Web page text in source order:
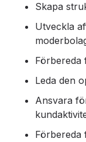
Skapa
Utveckla
Förbereda
Leda den
Ansvara
Förbereda